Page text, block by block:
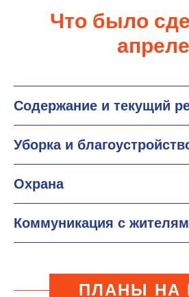
Что было
апреле
Содержание и текущий
Уборка и
Охрана
Коммуникация с
ПЛАНЫ НА